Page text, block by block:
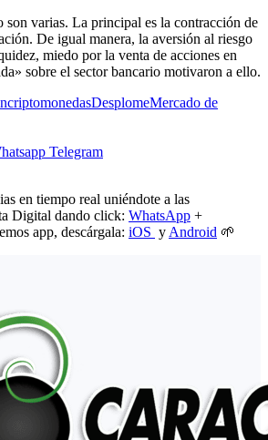
son varias. La principal es la contracción de
De igual manera, la aversión al riesgo
miedo por la venta de acciones en
sobre el sector bancario motivaron a ello.
criptomonedasDesplomeMercado de
Telegram
en tiempo real uniéndote a las
Digital dando click: WhatsApp +
app, descárgala: iOS y Android 🌱